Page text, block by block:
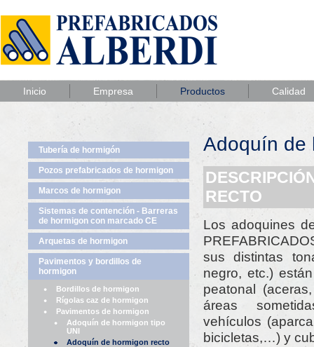
Inicio Empresa Productos Calidad
Tubería de hormigón
Pozos prefabricados de hormigon
Marcos de hormigon
Sistemas de contención - Barreras
de hormigon con marcado CE
Arquetas de hormigon
Pavimentos y bordillos de
hormigon
Bordillos de hormigon
Rígolas caz de hormigon
Pavimentos de hormigon
Adoquín de hormigon tipo
UNI
Adoquín de hormigon recto
Adoquín de
RECTO
Los adoquines
sus distintas
negro, etc.)
peatonal
áreas
vehículos
bicicletas,…) y